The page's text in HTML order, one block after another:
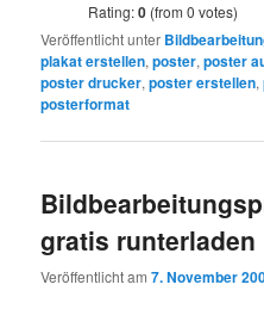
Rating:0 (from 0 votes)
Veröffentlicht unter
plakat erstellen,poster,poster
poster drucker,poster erstellen,
posterformat
gratis runterladen
Veröffentlicht am7. November